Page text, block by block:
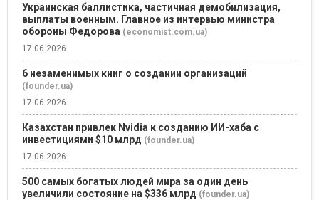
Украинская баллистика, частичная демобилизация,
выплаты военным. Главное из интервью министра
обороны Федорова (economist.com.ua)
17.06.2026
6 незаменимых книг о создании организаций
(founder.ua)
17.06.2026
Казахстан привлек Nvidia к созданию ИИ-хаба с
инвестициями $10 млрд (founder.ua)
17.06.2026
500 самых богатых людей мира за один день
увеличили состояние на $336 млрд (founder.ua)